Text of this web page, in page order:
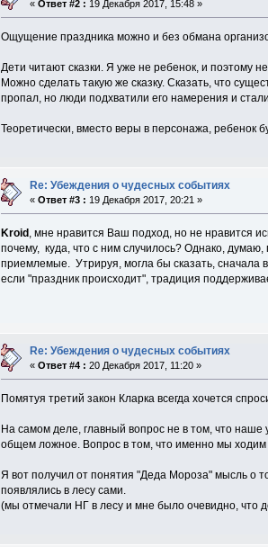
«Ответ #2 : 19 Декабря 2017, 15:48 »
Ощущение праздника можно и без обмана
Дети читают сказки. Я уже не ребенок, и поэтому
Можно сделать такую же сказку. Сказать, что
пропал, но люди подхватили его намерения и
Теоретически, вместо веры в персонажа, ребенок
Re: Убеждения о чудесных событиях
«Ответ #3 : 19 Декабря 2017, 20:21 »
Kroid, мне нравится Ваш подход, но не нравится
почему, куда, что с ним случилось? Однако,
приемлемые. Утрируя, могла бы сказать, сначала
если "праздник происходит", традиция
Re: Убеждения о чудесных событиях
«Ответ #4 : 20 Декабря 2017, 11:20 »
Помятуя третий закон Кларка всегда хочется
На самом деле, главный вопрос не в том, что
общем ложное. Вопрос в том, что именно мы
Я вот получил от понятия "Деда Мороза" мысль о
появлялись в лесу сами.
(мы отмечали НГ в лесу и мне было очевидно, что